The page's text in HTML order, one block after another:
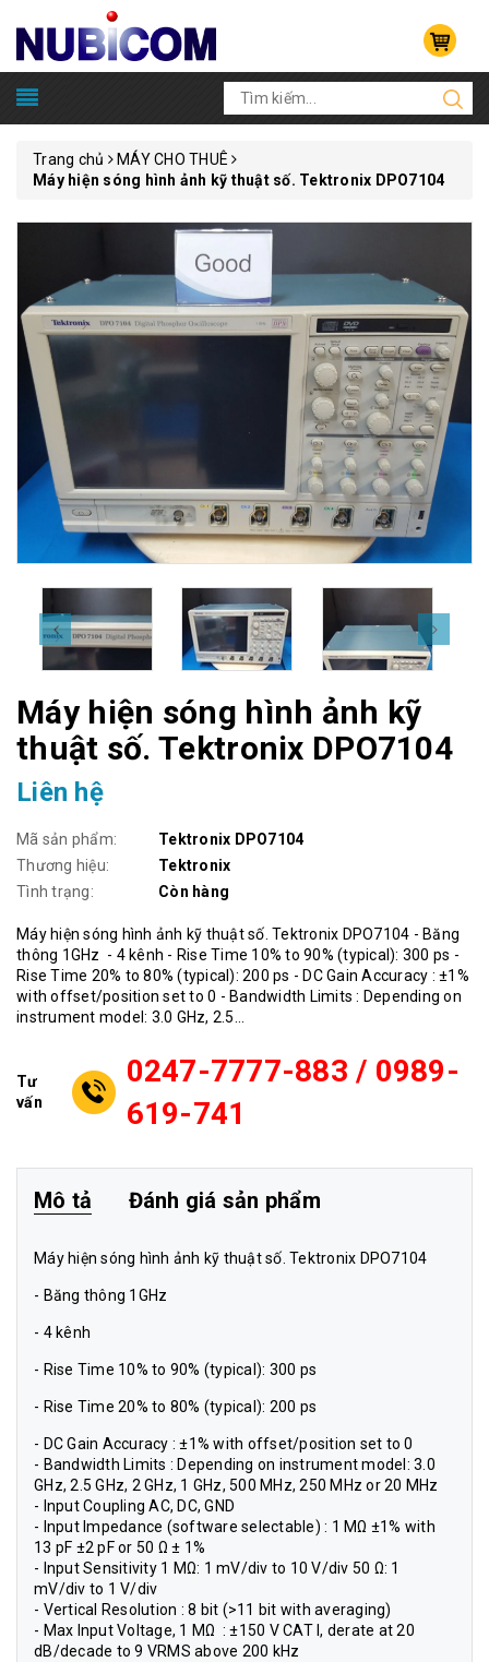
Trang chủ
MÁY CHO THUÊ
Máy hiện sóng hình ảnh kỹ thuật số. Tektronix DPO7104
Máy hiện sóng hình ảnh kỹ
thuật số. Tektronix DPO7104
Liên hệ
Mã sản phẩm:
Tektronix DPO7104
Thương hiệu:
Tektronix
Tình trạng:
Còn hàng
Máy hiện sóng hình ảnh kỹ thuật số. Tektronix DPO7104 - Băng
thông 1GHz - 4 kênh - Rise Time 10% to 90% (typical): 300 ps -
Rise Time 20% to 80% (typical): 200 ps - DC Gain Accuracy : ±1%
with offset/position set to 0 - Bandwidth Limits : Depending on
instrument model: 3.0 GHz, 2.5...
Tư
vấn
0247-7777-883 / 0989-
619-741
Mô tả Đánh giá sản phẩm
Máy hiện sóng hình ảnh kỹ thuật số. Tektronix DPO7104
- Băng thông 1GHz
- 4 kênh
- Rise Time 10% to 90% (typical): 300 ps
- Rise Time 20% to 80% (typical): 200 ps
- DC Gain Accuracy : ±1% with offset/position set to 0
- Bandwidth Limits : Depending on instrument model: 3.0
GHz, 2.5 GHz, 2 GHz, 1 GHz, 500 MHz, 250 MHz or 20 MHz
- Input Coupling AC, DC, GND
- Input Impedance (software selectable) : 1 MΩ ±1% with
13 pF ±2 pF or 50 Ω ± 1%
- Input Sensitivity 1 MΩ: 1 mV/div to 10 V/div 50 Ω: 1
mV/div to 1 V/div
- Vertical Resolution : 8 bit (>11 bit with averaging)
- Max Input Voltage, 1 MΩ : ±150 V CAT I, derate at 20
dB/decade to 9 VRMS above 200 kHz